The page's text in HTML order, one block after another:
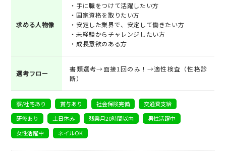
求める人物像
・手に職をつけて活躍したい方
・国家資格を取りたい方
・安定した業界で、安定して働きたい方
・未経験からチャレンジしたい方
・成長意欲のある方
選考フロー
書類選考→面接1回のみ！→適性検査（性格診
断）
寮/社宅あり 賞与あり 社会保険完備
交通費支給
研修あり
土日休み 残業月20時間以内
男性活躍中
女性活躍中
ネイルOK